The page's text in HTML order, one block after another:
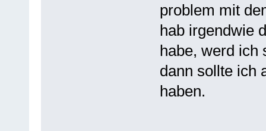
problem mit
hab irgendwie
habe, werd ich
dann sollte ich
haben.